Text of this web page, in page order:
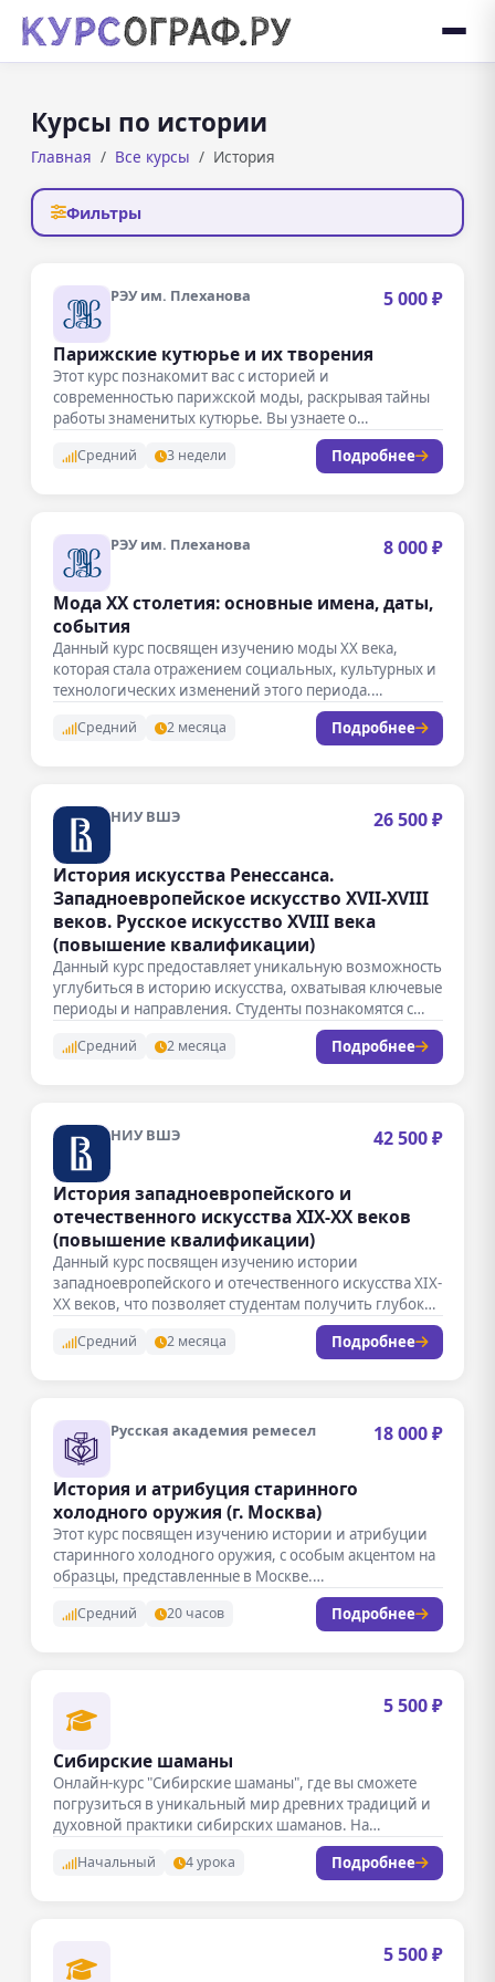
Курсы по истории
Главная Все курсы История
Фильтры
РЭУ им. Плеханова 5 000 ₽
Парижские кутюрье и их творения
Этот курс познакомит вас с историей и
современностью парижской моды, раскрывая тайны
работы знаменитых кутюрье. Вы узнаете о…
Средний 3 недели Подробнее
РЭУ им. Плеханова 8 000 ₽
Мода ХХ столетия: основные имена, даты,
события
Данный курс посвящен изучению моды XX века,
которая стала отражением социальных, культурных и
технологических изменений этого периода.
Средний 2 месяца Подробнее
НИУ ВШЭ 26 500 ₽
История искусства Ренессанса.
Западноевропейское искусство XVII-XVIII
веков. Русское искусство XVIII века
(повышение квалификации)
Данный курс предоставляет уникальную возможность
углубиться в историю искусства, охватывая ключевые
периоды и направления. Студенты познакомятся с
Средний 2 месяца Подробнее
НИУ ВШЭ 42 500 ₽
История западноевропейского и
отечественного искусства XIX-XX веков
(повышение квалификации)
Данный курс посвящен изучению истории
западноевропейского и отечественного искусства XIX-
XX веков, что позволяет студентам получить глубокое
Средний 2 месяца Подробнее
Русская академия ремесел 18 000 ₽
История и атрибуция старинного
холодного оружия (г. Москва)
Этот курс посвящен изучению истории и атрибуции
старинного холодного оружия, с особым акцентом на
образцы, представленные в Москве.…
Средний 20 часов Подробнее
5 500 ₽
Сибирские шаманы
Онлайн-курс "Сибирские шаманы", где вы сможете
погрузиться в уникальный мир древних традиций и
духовной практики сибирских шаманов. На…
Начальный 4 урока Подробнее
5 500 ₽